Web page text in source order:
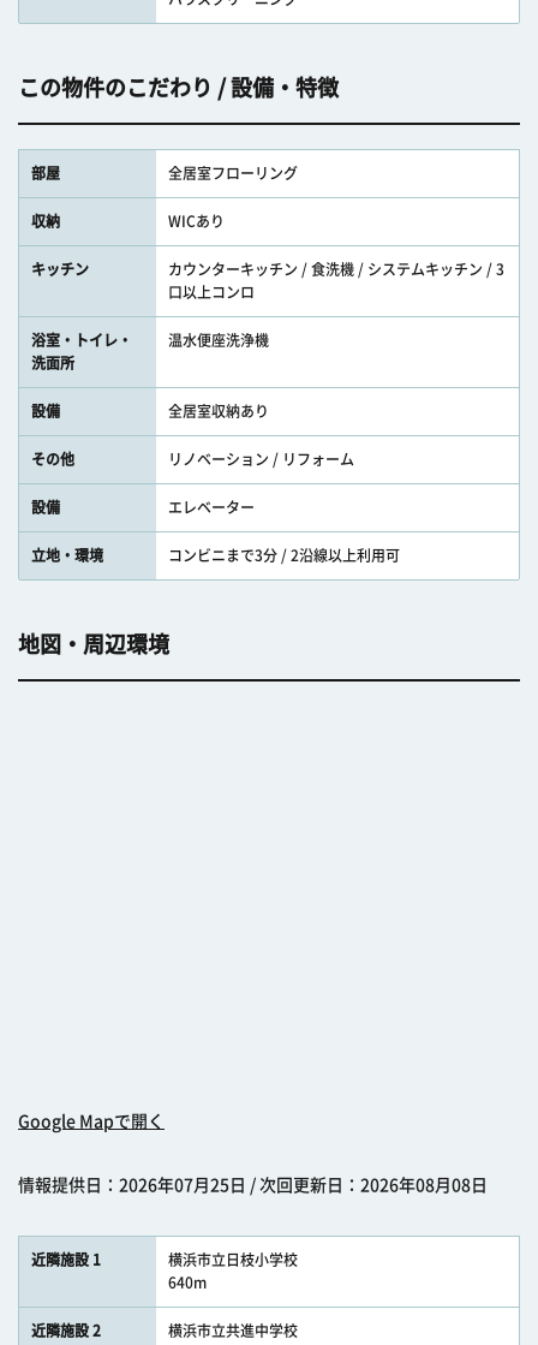
この物件のこだわり / 設備・特徴
部屋 全居室フローリング
収納 WICあり
キッチン
カウンターキッチン / 食洗機 / システムキッチン / 3
口以上コンロ
浴室・トイレ・
洗面所
温水便座洗浄機
設備 全居室収納あり
その他 リノベーション / リフォーム
設備 エレベーター
立地・環境 コンビニまで3分 / 2沿線以上利用可
地図・周辺環境
Google Mapで開く
情報提供日：2026年07月25日 / 次回更新日：2026年08月08日
近隣施設 1
横浜市立日枝小学校
640m
近隣施設 2
横浜市立共進中学校